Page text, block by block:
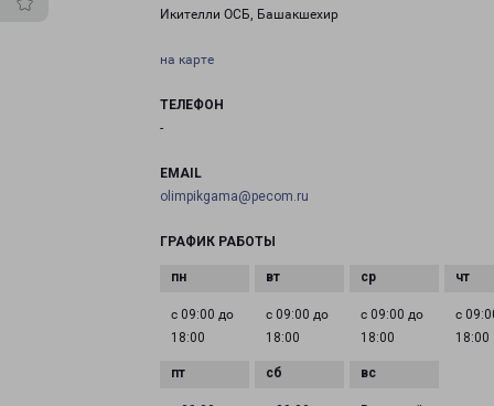
Икителли ОСБ, Башакшехир
на карте
ТЕЛЕФОН
-
EMAIL
olimpikgama@pecom.ru
ГРАФИК РАБОТЫ
с 09:00 до
18:00
с 09:00 до
18:00
с 09:00 до
18:00
с
18:00